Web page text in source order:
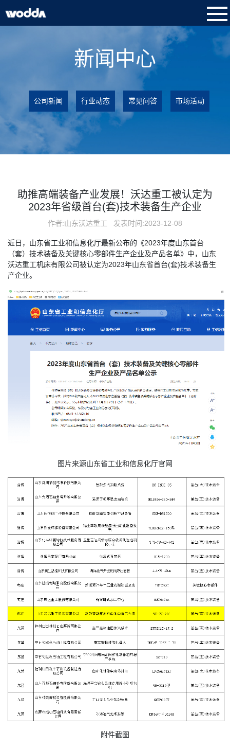
新闻中心
公司新闻 行业动态 常见问答 市场活动
助推高端装备产业发展！沃达重工被认定为
2023年省级首台(套)技术装备生产企业
作者:山东沃达重工 发表时间:2023-12-08
近日，山东省工业和信息化厅最新公布的《2023年度山东首台
（套）技术装备及关键核心零部件生产企业及产品名单》中，山东
沃达重工机床有限公司被认定为2023年山东省首台(套)技术装备生
产企业。
图片来源山东省工业和信息化厅官网
附件截图